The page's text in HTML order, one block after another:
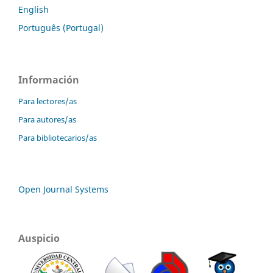
English
Português (Portugal)
Información
Para lectores/as
Para autores/as
Para bibliotecarios/as
Open Journal Systems
Auspicio